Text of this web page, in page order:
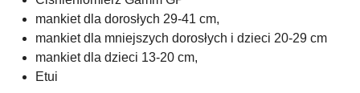
mankiet dla dorosłych 29-41 cm,
mankiet dla mniejszych dorosłych i dzieci 20-29 cm
mankiet dla dzieci 13-20 cm,
Etui